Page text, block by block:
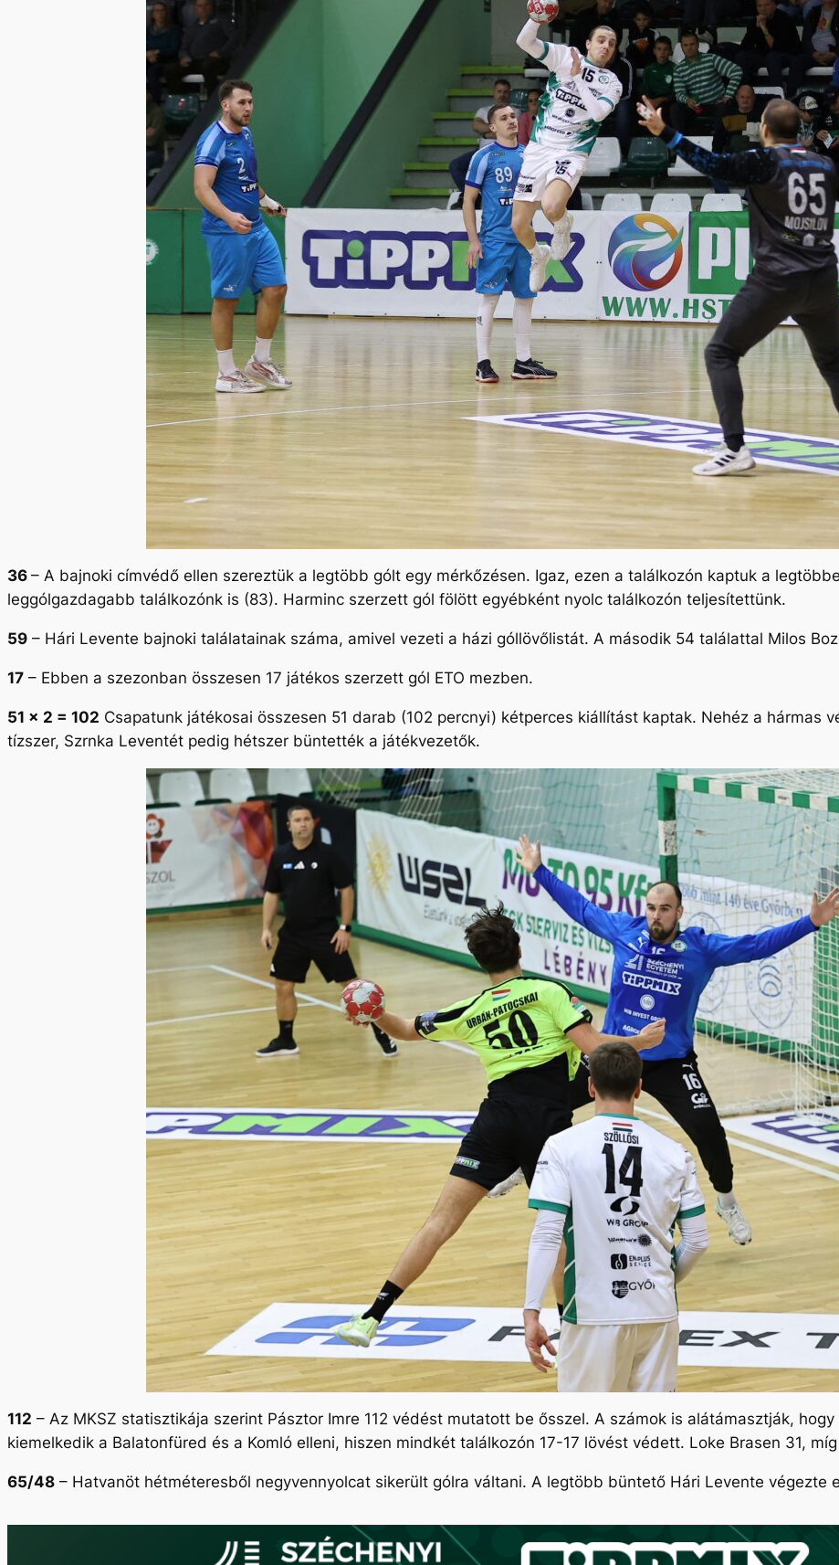
36 – A bajnoki címvédő ellen szereztük a legtöbb gólt egy mérkőzésen. Igaz, ezen a találkozón kaptuk a
leggólgazdagabb találkozónk is (83). Harminc szerzett gól fölött egyébként nyolc találkozón teljesítettünk.
59 – Hári Levente bajnoki találatainak száma, amivel vezeti a házi góllövőlistát. A második 54 találattal Milos
17 – Ebben a szezonban összesen 17 játékos szerzett gól ETO mezben.
51 x 2 = 102 Csapatunk játékosai összesen 51 darab (102 percnyi) kétperces kiállítást kaptak. Nehéz a hármas
tízszer, Szrnka Leventét pedig hétszer büntették a játékvezetők.
112 – Az MKSZ statisztikája szerint Pásztor Imre 112 védést mutatott be ősszel. A számok is alátámasztják,
kiemelkedik a Balatonfüred és a Komló elleni, hiszen mindkét találkozón 17-17 lövést védett. Loke Brasen 31,
65/48 – Hatvanöt hétméteresből negyvennyolcat sikerült gólra váltani. A legtöbb büntető Hári Levente végezte